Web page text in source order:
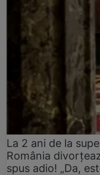
La 2 ani de la
România
spus adio! „Da,